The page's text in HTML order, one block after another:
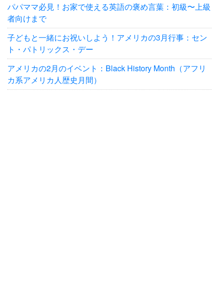
パパママ必見！お家で使える英語の褒め言葉：初級〜上級
者向けまで
子どもと一緒にお祝いしよう！アメリカの3月行事：セン
ト・パトリックス・デー
アメリカの2月のイベント：Black History Month（アフリ
カ系アメリカ人歴史月間）